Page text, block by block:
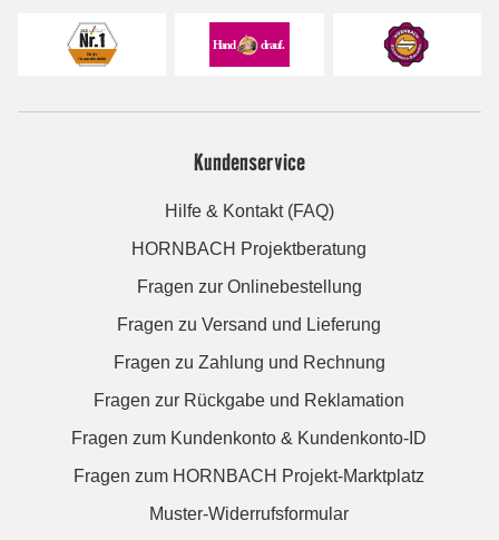
Kundenservice
Hilfe & Kontakt (FAQ)
HORNBACH Projektberatung
Fragen zur Onlinebestellung
Fragen zu Versand und Lieferung
Fragen zu Zahlung und Rechnung
Fragen zur Rückgabe und Reklamation
Fragen zum Kundenkonto & Kundenkonto-ID
Fragen zum HORNBACH Projekt-Marktplatz
Muster-Widerrufsformular